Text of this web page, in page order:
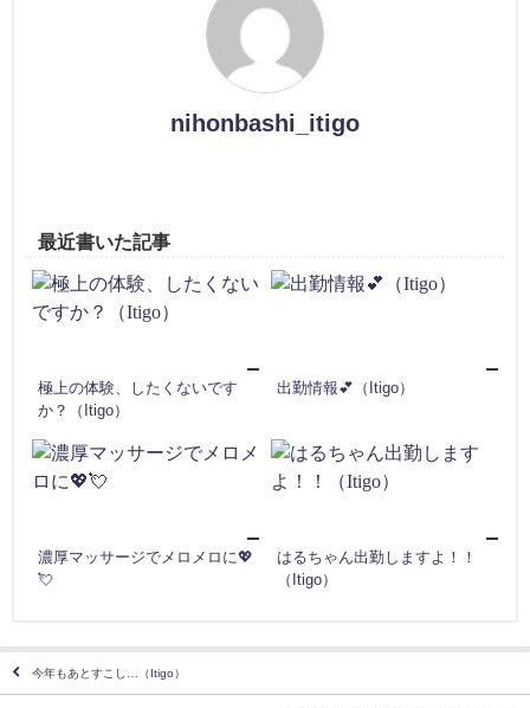
nihonbashi_itigo
最近書いた記事
極上の体験、したくないです
か？（Itigo）
出勤情報💕（Itigo）
濃厚マッサージでメロメロに💖
💘
はるちゃん出勤しますよ！！
（Itigo）
今年もあとすこし…（Itigo）